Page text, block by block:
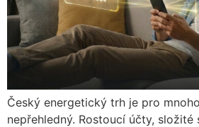
Český energetický trh je pro
nepřehledný. Rostoucí účty, složité